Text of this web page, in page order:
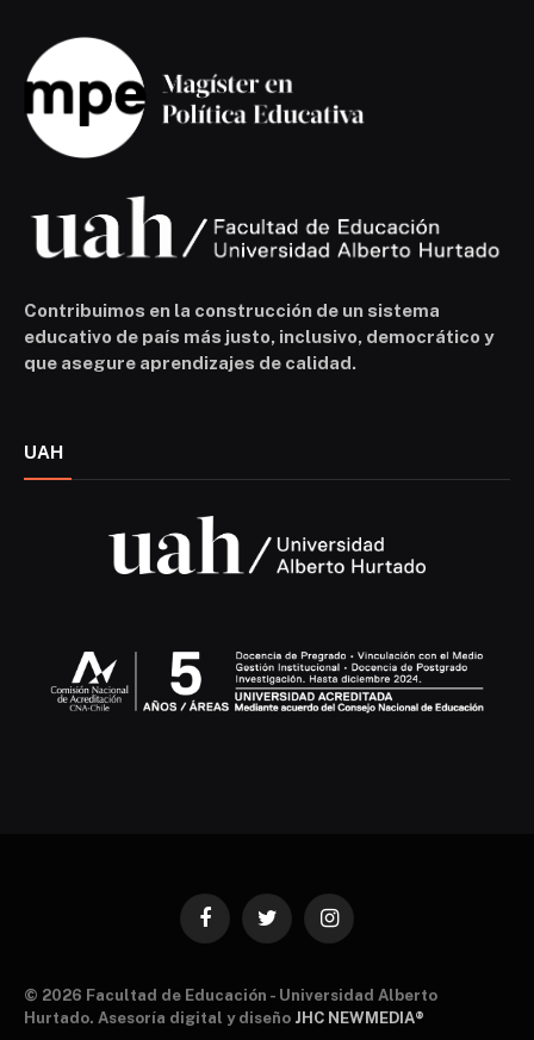
Contribuimos en la construcción de un sistema
educativo de país más justo, inclusivo, democrático y
que asegure aprendizajes de calidad.
UAH
FacebookTwitter Instagram
© 2026 Facultad de Educación - Universidad Alberto
Hurtado. Asesoría digital y diseño JHC NEWMEDIA®